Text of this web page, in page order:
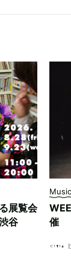
展覧会
谷
Music
催